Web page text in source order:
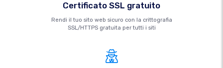
Certificato SSL gratuito
Rendi il tuo sito web sicuro con la crittografia
SSL/HTTPS gratuita per tutti i siti